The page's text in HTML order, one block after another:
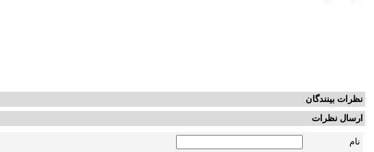
نظرات بینندگان
ارسال نظرات
نام